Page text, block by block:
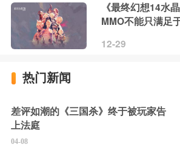
《最终幻想14水
MMO不能只满足
12-29
热门新闻
差评如潮的《三国杀》终于被玩家告
上法庭
04-08